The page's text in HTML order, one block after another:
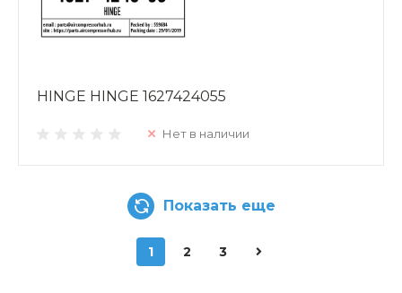
HINGE HINGE 1627424055
Нет в наличии
Показать еще
1 2 3